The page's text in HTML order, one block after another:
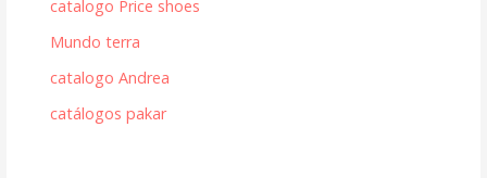
catalogo Price shoes
Mundo terra
catalogo Andrea
catálogos pakar